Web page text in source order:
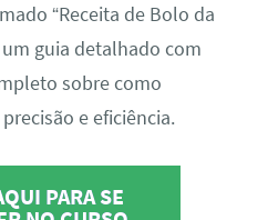
“Receita de Bolo da
um guia detalhado com
sobre como
e eficiência.
PARA SE